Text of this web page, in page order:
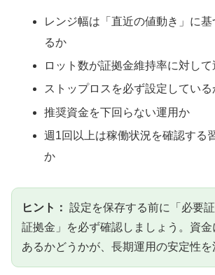
レンジ幅は「直近の値動き」に
るか
ロット数が証拠金維持率に対し
ストップロスを必ず設定している
推奨資金を下回らない運用か
週1回以上は稼働状況を確認する
か
ヒント： 設定を保存する前に「必要
証拠金」を必ず確認しましょう。資
あるかどうかが、長期運用の安定性を